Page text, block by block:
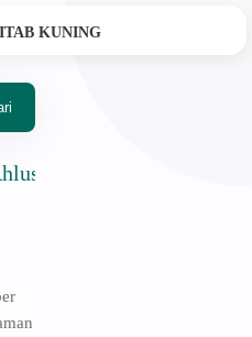
KUNING
Wal Jama'ah